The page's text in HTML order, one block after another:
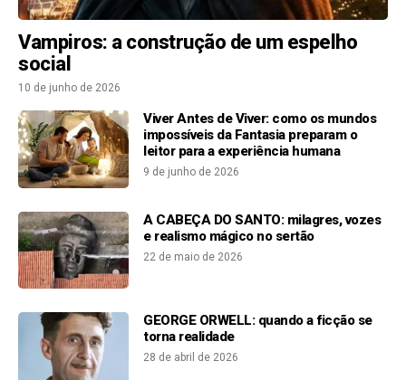
Vampiros: a construção de um espelho
social
10 de junho de 2026
Viver Antes de Viver: como os mundos
impossíveis da Fantasia preparam o
leitor para a experiência humana
9 de junho de 2026
A CABEÇA DO SANTO: milagres, vozes
e realismo mágico no sertão
22 de maio de 2026
GEORGE ORWELL: quando a ficção se
torna realidade
28 de abril de 2026